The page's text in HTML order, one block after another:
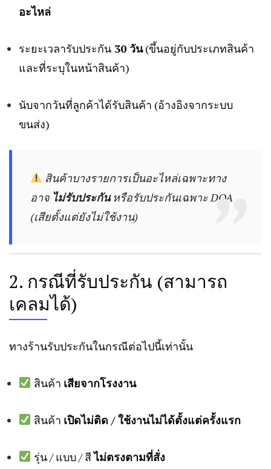
อะไหล่
ระยะเวลารับประกัน 30 วัน(ขึ้นอยู่กับประเภทสินค้า
และที่ระบุในหน้าสินค้า)
นับจากวันที่ลูกค้าได้รับสินค้า (อ้างอิงจากระบบ
ขนส่ง)
สินค้าบางรายการเป็นอะไหล่เฉพาะทาง
อาจ ไม่รับประกันหรือรับประกันเฉพาะ DOA
(เสียตั้งแต่ยังไม่ใช้งาน)
2. กรณีที่รับประกัน (สามารถ
เคลมได้)
ทางร้านรับประกันในกรณีต่อไปนี้เท่านั้น
สินค้า เสียจากโรงงาน
สินค้า เปิดไม่ติด / ใช้งานไม่ได้ตั้งแต่ครั้งแรก
รุ่น / แบบ / สีไม่ตรงตามที่สั่ง